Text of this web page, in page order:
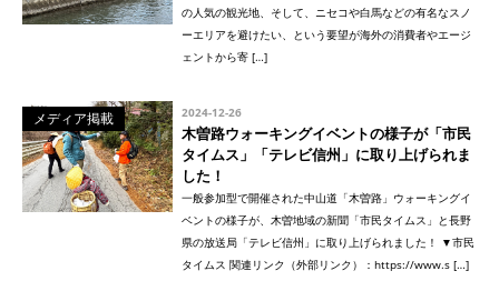
の人気の観光地、そして、ニセコや白馬などの有名なスノ
ーエリアを避けたい、という要望が海外の消費者やエージ
ェントから寄 […]
メディア掲載 2024-12-26
木曽路ウォーキングイベントの様子が「市民
タイムス」「テレビ信州」に取り上げられま
した！
一般参加型で開催された中山道「木曽路」ウォーキングイ
ベントの様子が、木曽地域の新聞「市民タイムス」と長野
県の放送局「テレビ信州」に取り上げられました！ ▼市民
タイムス 関連リンク（外部リンク）：https://www.s […]